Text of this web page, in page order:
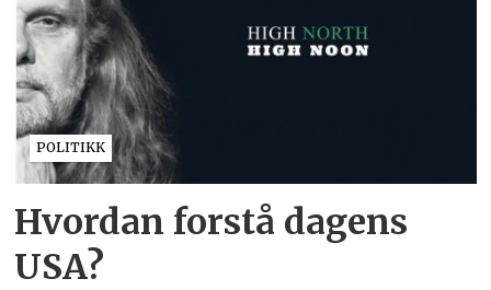
POLITIKK
Hvordan forstå dagens
USA?